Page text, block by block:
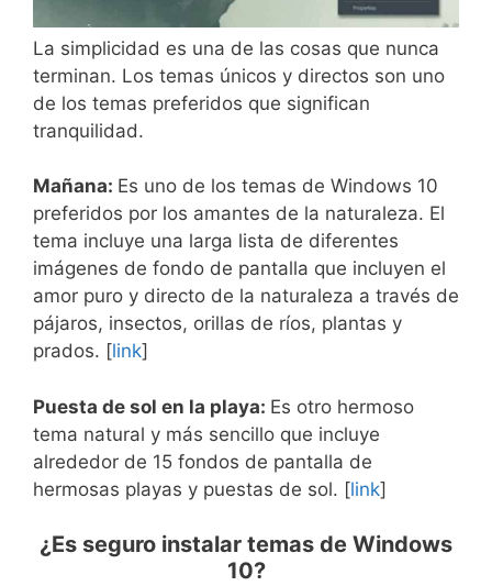
La simplicidad es una de las cosas que nunca
terminan. Los temas únicos y directos son uno
de los temas preferidos que significan
tranquilidad.
Mañana: Es uno de los temas de Windows 10
preferidos por los amantes de la naturaleza. El
tema incluye una larga lista de diferentes
imágenes de fondo de pantalla que incluyen el
amor puro y directo de la naturaleza a través de
pájaros, insectos, orillas de ríos, plantas y
prados. [link]
Puesta de sol en la playa: Es otro hermoso
tema natural y más sencillo que incluye
alrededor de 15 fondos de pantalla de
hermosas playas y puestas de sol. [link]
¿Es seguro instalar temas de Windows
10?